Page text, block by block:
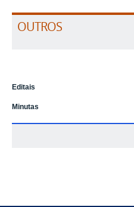
OUTROS
Editais
Minutas